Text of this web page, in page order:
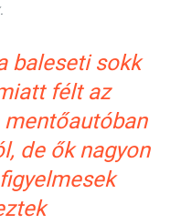
baleseti sokk
félt az
de ők nagyon